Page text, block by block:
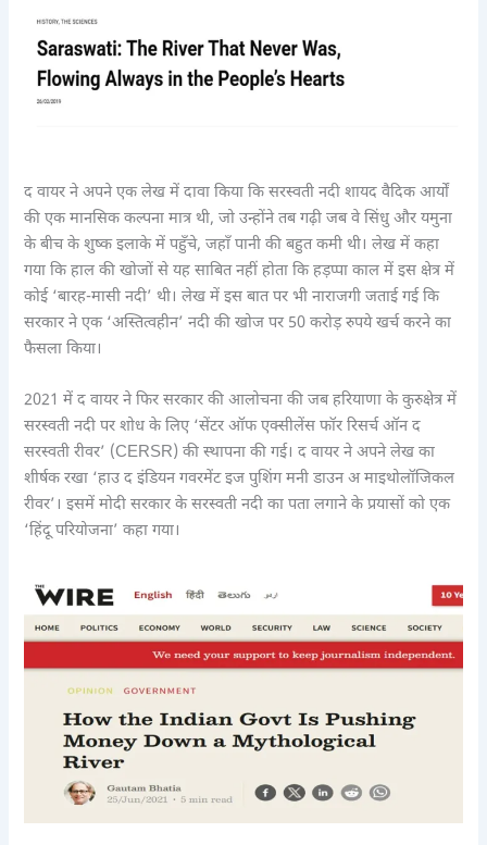
द वायर ने अपने एक लेख में दावा किया कि सरस्वती नदी शायद वैदिक आर्यों
की एक मानसिक कल्पना मात्र थी, जो उन्होंने तब गढ़ी जब वे सिंधु और यमुना
के बीच के शुष्क इलाके में पहुँचे, जहाँ पानी की बहुत कमी थी। लेख में कहा
गया कि हाल की खोजों से यह साबित नहीं होता कि हड़प्पा काल में इस क्षेत्र में
कोई ‘बारह-मासी नदी’ थी। लेख में इस बात पर भी नाराजगी जताई गई कि
सरकार ने एक ‘अस्तित्वहीन’ नदी की खोज पर 50 करोड़ रुपये खर्च करने का
फैसला किया।
2021 में द वायर ने फिर सरकार की आलोचना की जब हरियाणा के कुरुक्षेत्र में
सरस्वती नदी पर शोध के लिए ‘सेंटर ऑफ एक्सीलेंस फॉर रिसर्च ऑन द
सरस्वती रीवर’ (CERSR) की स्थापना की गई। द वायर ने अपने लेख का
शीर्षक रखा ‘हाउ द इंडियन गवरमेंट इज पुशिंग मनी डाउन अ माइथोलॉजिकल
रीवर’। इसमें मोदी सरकार के सरस्वती नदी का पता लगाने के प्रयासों को एक
‘हिंदू परियोजना’ कहा गया।